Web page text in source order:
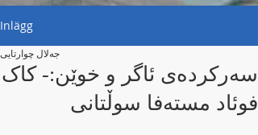
Inlägg
سەرکردەی ئاگر و خوێن:- کاک
فوئاد مستەفا سوڵتانی
جەلال چوارتایی